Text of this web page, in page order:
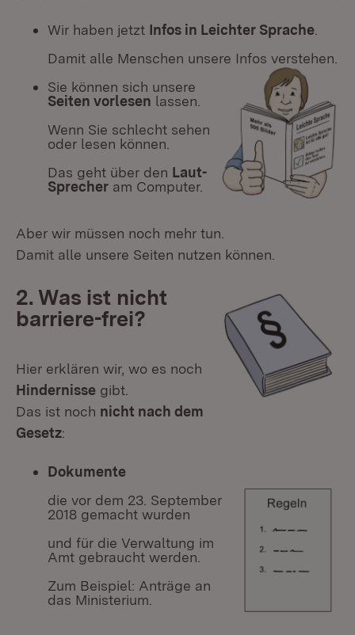
Wir haben jetzt Infos in Leichter Sprache
Damit alle Menschen unsere Infos verstehen.
Sie können sich unsere
Seiten vorlesen lassen.
Wenn Sie schlecht sehen
oder lesen können.
Das geht über den Laut-
Sprecher am Computer.
Aber wir müssen noch mehr tun.
Damit alle unsere Seiten nutzen können.
2. Was ist nicht
barriere-frei?
Hier erklären wir, wo es noch
Hindernisse gibt.
Das ist noch nicht nach dem
Gesetz:
Dokumente
die vor dem 23. September
2018 gemacht wurden
und für die Verwaltung im
Amt gebraucht werden.
Zum Beispiel: Anträge an
das Ministerium.